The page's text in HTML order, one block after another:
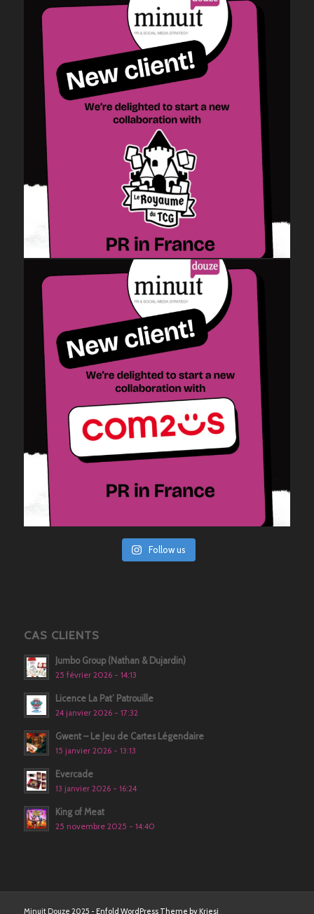
Follow us
CAS CLIENTS
Jumbo Group (Nathan & Dujardin)
25 février 2026 - 14:13
Licence La Pat’ Patrouille
24 janvier 2026 - 17:32
Gwent – Le Jeu de Cartes Légendaire
15 janvier 2026 - 13:13
Evercade
13 janvier 2026 - 16:24
King of Meat
25 novembre 2025 - 14:40
Minuit Douze 2025 - Enfold WordPress Theme by Kriesi